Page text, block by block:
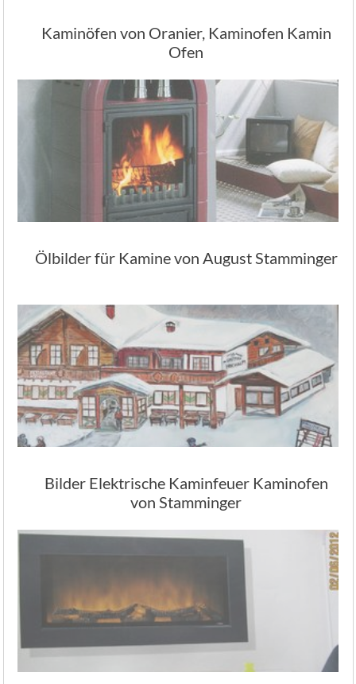
Kaminöfen von Oranier, Kaminofen Kamin
Ofen
Ölbilder für Kamine von August Stamminger
Bilder Elektrische Kaminfeuer Kaminofen
von Stamminger